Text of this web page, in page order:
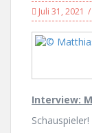
Juli 31, 2021
Interview: